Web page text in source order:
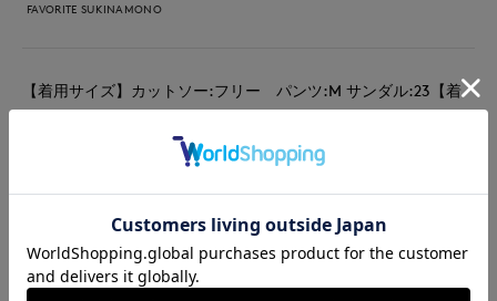
FAVORITE SUKINAMONO
【着用サイズ】カットソー:フリー パンツ:M サンダル:23【着
ル:ブラック ドルマンスリーブのカットソーですが、ややドル
マンぐらいなのですっきりとした印象で使いやすい形です。身体
のラインを拾いにくい素材感で接触冷感になっているのも嬉しい
ポイントです。クルーネックなので首元も安心です。パンツはセ
ンタープレスで綺麗めに。バッグで少しアクセントをつけたので
サンダルはシンプルに。